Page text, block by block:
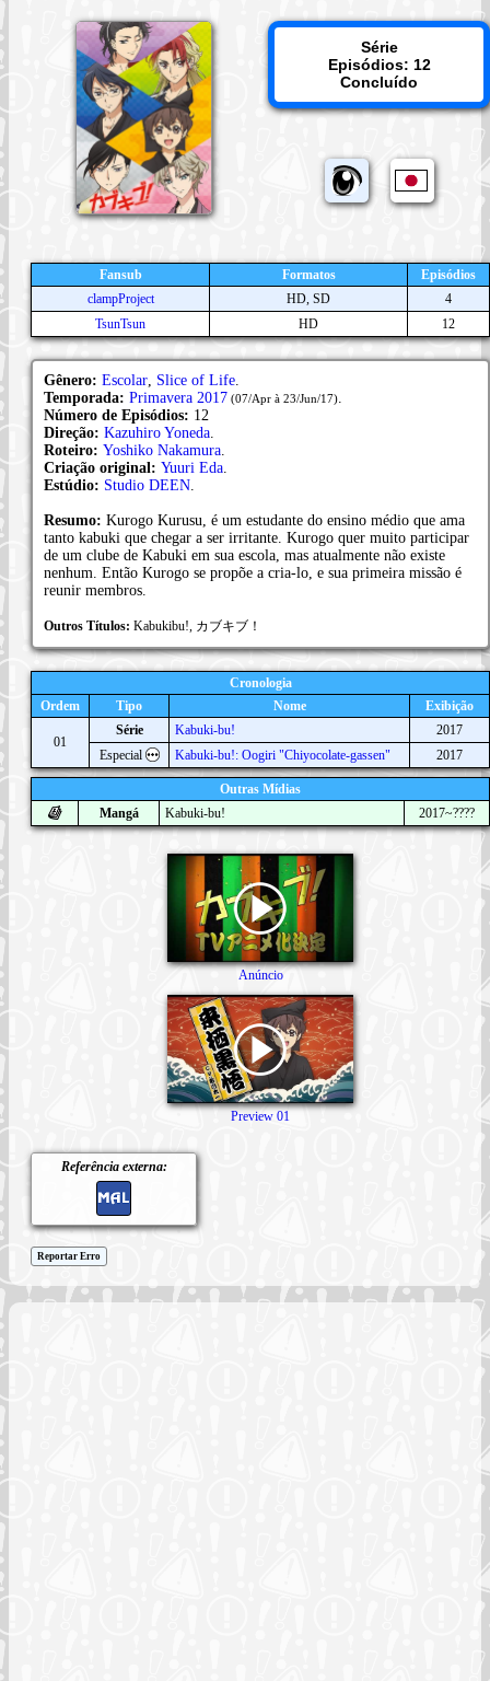
Série
Episódios: 12
Concluído
Fansub Formatos
Episódios
clampProject
HD, SD
4
TsunTsun
HD 12
Gênero: Escolar Slice of Life
Temporada: Primavera 2017 (07/Apr à 23/Jun/17)
Número de Episódios: 12
Direção: Kazuhiro Yoneda
Roteiro: Yoshiko Nakamura
Criação original: Yuuri Eda
Estúdio: Studio DEEN
Resumo: Kurogo Kurusu, é um estudante do ensino médio que ama
tanto kabuki que chegar a ser irritante. Kurogo quer muito participar
de um clube de Kabuki em sua escola, mas atualmente não existe
nenhum. Então Kurogo se propõe a cria-lo, e sua primeira missão é
reunir membros.
Outros Títulos: Kabukibu!, カブキブ！
Cronologia
Ordem
Tipo Nome Exibição
01
Série Kabuki-bu!
2017
Especial
Kabuki-bu!: Oogiri "Chiyocolate-gassen" 2017
Outras Mídias
Mangá
Kabuki-bu! 2017~????
Referência externa:
Anúncio
Preview 01
Reportar Erro